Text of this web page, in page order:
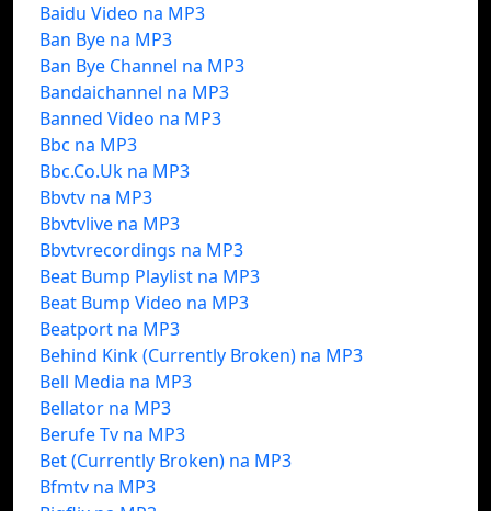
Baidu Video na MP3
Ban Bye na MP3
Ban Bye Channel na MP3
Bandaichannel na MP3
Banned Video na MP3
Bbc na MP3
Bbc.Co.Uk na MP3
Bbvtv na MP3
Bbvtvlive na MP3
Bbvtvrecordings na MP3
Beat Bump Playlist na MP3
Beat Bump Video na MP3
Beatport na MP3
Behind Kink (Currently Broken) na MP3
Bell Media na MP3
Bellator na MP3
Berufe Tv na MP3
Bet (Currently Broken) na MP3
Bfmtv na MP3